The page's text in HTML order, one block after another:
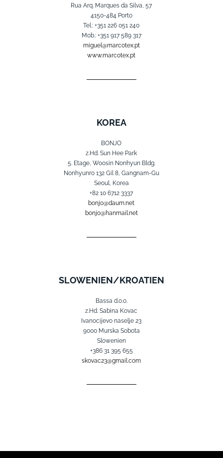
Rua Arq. Marques da Silva, 57
4150-484 Porto
Tel.: +351 226 051 240
Mob.: +351 917 589 317
miguel@marcotex.pt
www.marcotex.pt
KOREA
BONJO
z.Hd. Sun Hee Park
5. Etage, Woosin Nonhyun Bldg.
Nonhyunro 132 Gil 8, Gangnam-Gu
Seoul, Korea
+82 10 6712 3337
bonjo@daum.net
bonjo@hanmail.net
SLOWENIEN/KROATIEN
Bassa d.o.o.
z.Hd. Sabina Kovac
Ivanocijevo naselje 23
9000 Murska Sobota
Slowenien
+386 31 395 655
skovac23@gmail.com